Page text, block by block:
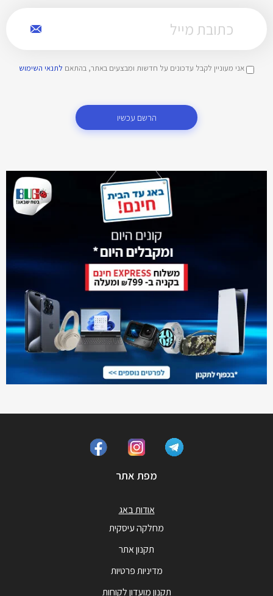
אני מעוניין לקבל עדכונים על חדשות ומבצעים באתר, בהתאם לתנאי השימוש
הרשם עכשיו
מפת אתר
אודות באג
מחלקה עיסקית
תקנון אתר
מדיניות פרטיות
תקנון מועדון לקוחות